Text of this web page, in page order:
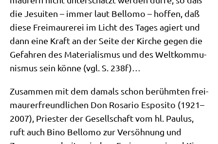
die Jesui­ten – immer laut Bel­lo­mo – hof­fen, daß
die­se Frei­mau­re­rei im Licht des Tages agiert und
dann eine Kraft an der Sei­te der Kir­che gegen die
Gefah­ren des Mate­ria­lis­mus und des Welt­kom­mu­
nis­mus sein kön­ne (vgl. S. 238f)…
Zusam­men mit dem damals schon berühm­ten frei­
mau­rer­freund­li­chen Don Rosa­rio Espo­si­to (1921–
2007), Prie­ster der Gesell­schaft vom hl. Pau­lus,
ruft auch Bino Bel­lo­mo zur Ver­söh­nung und